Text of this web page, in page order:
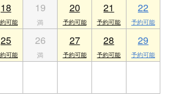
18 19 20 21 22
25 26 27 28 29